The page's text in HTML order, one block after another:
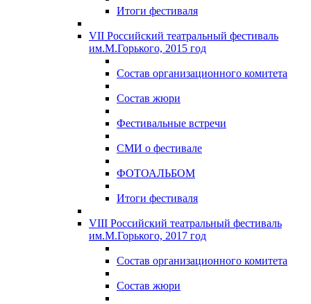
Итоги фестиваля
VII Российский театральный фестиваль
им.М.Горького, 2015 год
Состав организационного комитета
Состав жюри
Фестивальные встречи
СМИ о фестивале
ФОТОАЛЬБОМ
Итоги фестиваля
VIII Российский театральный фестиваль
им.М.Горького, 2017 год
Состав организационного комитета
Состав жюри